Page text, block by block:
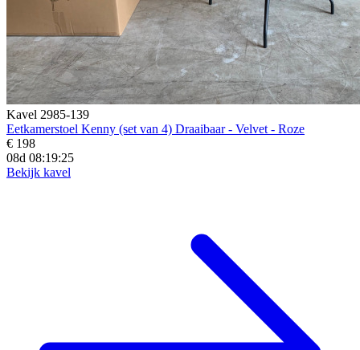
Kavel 2985-139
Eetkamerstoel Kenny (set van 4) Draaibaar - Velvet - Roze
€ 198
08d 08:19:23
Bekijk kavel